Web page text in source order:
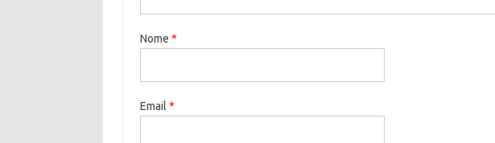
Nome *
Email *